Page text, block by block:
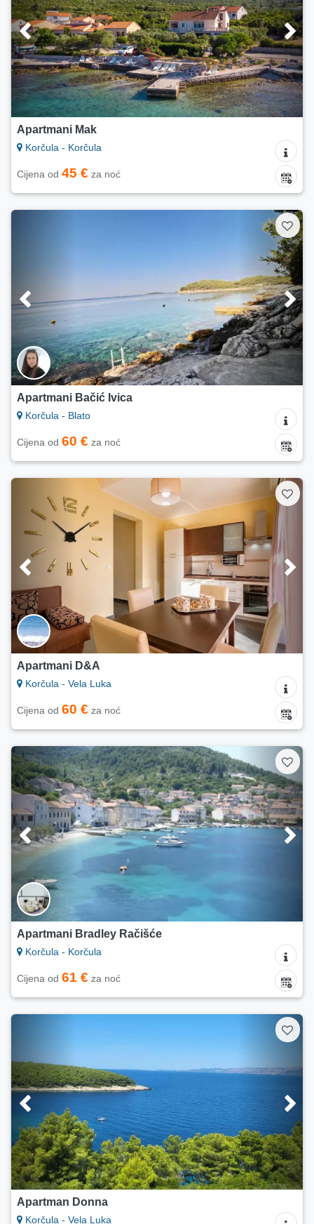
Apartmani Mak
Korčula - Korčula
Cijena od 45 € za noć
Apartmani Bačić Ivica
Korčula - Blato
Cijena od 60 € za noć
Apartmani D&A
Korčula - Vela Luka
Cijena od 60 € za noć
Apartmani Bradley Račišće
Korčula - Korčula
Cijena od 61 € za noć
Apartman Donna
Korčula - Vela Luka